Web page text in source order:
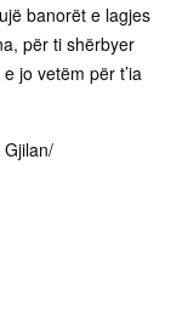
banorët e lagjes
për ti shërbyer
jo vetëm për t’ia